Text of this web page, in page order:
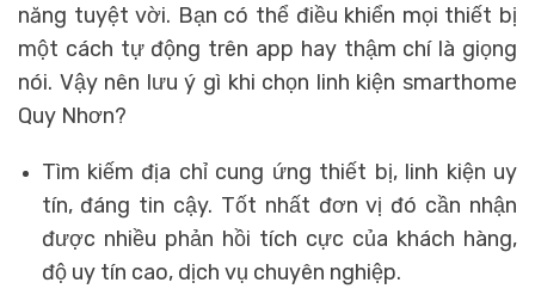
năng tuyệt vời. Bạn có thể điều khiển mọi thiết bị
một cách tự động trên app hay thậm chí là giọng
nói. Vậy nên lưu ý gì khi chọn linh kiện smarthome
Quy Nhơn?
Tìm kiếm địa chỉ cung ứng thiết bị, linh kiện uy
tín, đáng tin cậy. Tốt nhất đơn vị đó cần nhận
được nhiều phản hồi tích cực của khách hàng,
độ uy tín cao, dịch vụ chuyên nghiệp.